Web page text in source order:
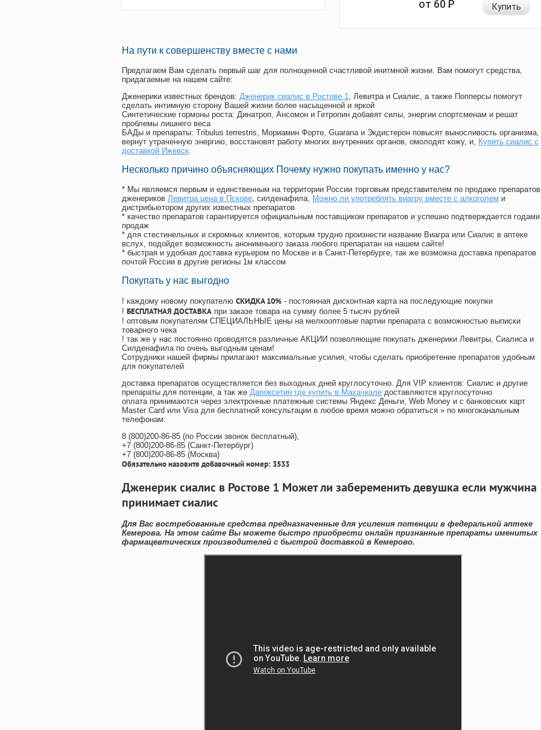
от 60Р Купить
На пути к совершенству вместе с нами
Предлагаем Вам сделать первый шаг для полноценной счастливой инитмной жизни. Вам помогут средства,
придагаемые на нашем сайте:
Дженерики известных брендов: Дженерик сиалис в Ростове 1, Левитра и Сиалис, а также Попперсы помогут
сделать интимную сторону Вашей жизни более насыщенной и яркой
Синтетические гормоны роста: Динатроп, Ансомон и Гетропин добавят силы, энергии спортсменам и решат
проблемы лишнего веса
БАДы и препараты: Tribulus terrestris, Мориамин Форте, Guarana и Экдистерон повысят выносливость организма,
вернут утраченную энергию, восстановят работу многих внутренних органов, омолодят кожу, и, Купить сиалис с
доставкой Ижевск.
Несколько причино объясняющих Почему нужно покупать именно у нас?
* Мы являемся первым и единственным на территории России торговым представителем по продаже препаратов
дженериков Левитра цена в Пскове, силденафила, Можно ли употреблять виагру вместе с алкоголем и
дистрибьютором других известных препаратов
* качество препаратов гарантируется официальным поставщиком препаратов и успешно подтверждается годами
продаж
* для стестинельных и скромных клиентов, которым трудно произнести название Виагра или Сиалис в аптеке
вслух, подойдет возможность анонимныого заказа любого препаратан на нашем сайте!
* быстрая и удобная доставка курьером по Москве и в Санкт-Петербурге, так же возможна доставка препаратов
почтой России в другие регионы 1м классом
Покупать у нас выгодно
! каждому новому покупателю СКИДКА 10% - постоянная дисконтная карта на последующие покупки
! БЕСПЛАТНАЯ ДОСТАВКА при заказе товара на сумму более 5 тысяч рублей
! оптовым покупателям СПЕЦИАЛЬНЫЕ цены на мелкооптовые партии препарата с возможностью выписки
товарного чека
! так же у нас постоянно проводятся различные АКЦИИ позволяющие покупать дженерики Левитры, Сиалиса и
Силденафила по очень выгодным ценам!
Cотрудники нашей фирмы прилагают максимальные усилия, чтобы сделать приобретение препаратов удобным
для покупателей
доставка препаратов осуществляется без выходных дней круглосуточно. Для VIP клиентов: Сиалис и другие
препараты для потенции, а так же Дапоксетин где купить в Махачкале доставляются круглосуточно
оплата принимаются через электронные платежные системы Яндекс Деньги, Web Money и с банковских карт
Master Card или Visa для бесплатной консультации в любое время можно обратиться » по многоканальным
телефонам:
8 (800)200-86-85 (по России звонок бесплатный),
+7 (800)200-86-85 (Санкт-Петербург)
+7 (800)200-86-85 (Москва)
Обязательно назовите добавочный номер: 3533
Дженерик сиалис в Ростове 1 Может ли забеременить девушка если мужчина
принимает сиалис
Для Вас востребованные средства предназначенные для усиления потенции в федеральной аптеке
Кемерова. На этом сайте Вы можете быстро приобрести онлайн признанные препараты именитых
фармацевтических производителей с быстрой доставкой в Кемерово.